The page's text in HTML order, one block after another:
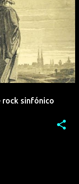
rock sinfónico